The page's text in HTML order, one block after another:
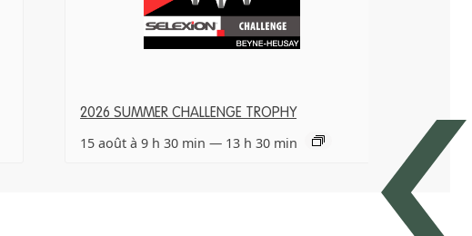
2026 SUMMER CHALLENGE TROPHY
15 août à 9 h 30 min — 13 h 30 min